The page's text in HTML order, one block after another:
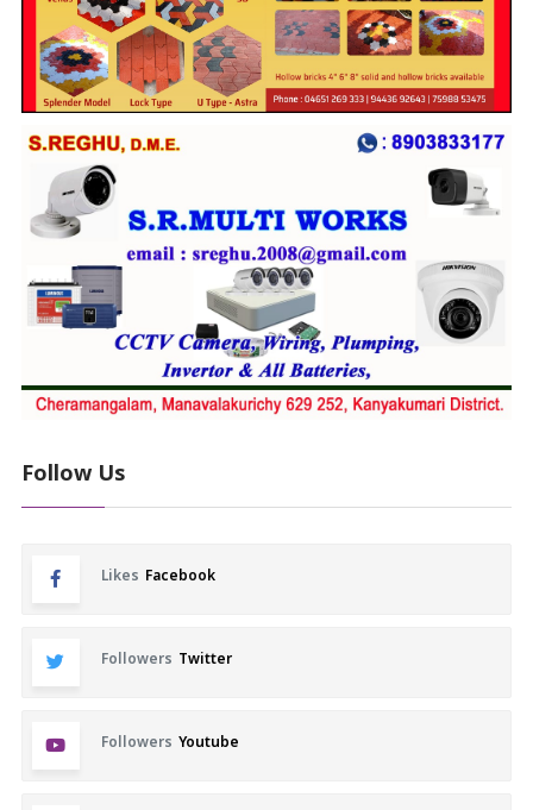
Follow Us
Likes Facebook
Followers Twitter
Followers Youtube